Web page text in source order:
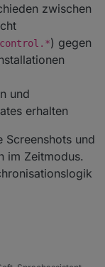
zwischen
) gegen
und
erhalten
Screenshots und
im Zeitmodus.